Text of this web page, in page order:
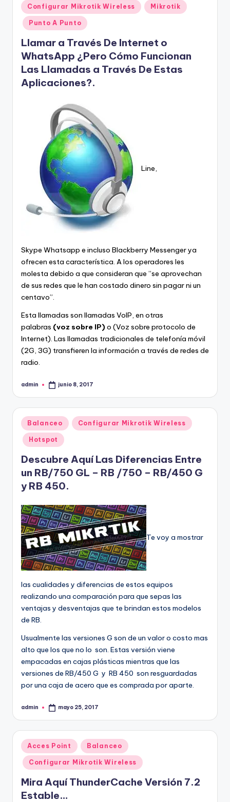
Publicado
en
Configurar Mikrotik Wireless Mikrotik
Punto A Punto
Llamar a Través De Internet o
WhatsApp ¿Pero Cómo Funcionan
Las Llamadas a Través De Estas
Aplicaciones?.
Line,
Skype Whatsapp e incluso Blackberry Messengerya
ofrecen esta característica. A los operadores les
molesta debido a que consideran que ”se aprovechan
de sus redes que le han costado dinero sin pagar ni un
centavo”.
Esta llamadas son llamadas VoIP, en otras
palabras (voz sobre IP) o (Voz sobre protocolo de
Internet). Las llamadas tradicionales de telefonía móvil
(2G, 3G) transfieren la información a través de redes de
radio.
Publicado
admin junio 8, 2017
Publicado
en
Balanceo Configurar Mikrotik Wireless
Hotspot
Descubre Aquí Las Diferencias Entre
un RB/750 GL – RB /750 – RB/450 G
y RB 450.
Te voy a mostrar
las cualidades y diferencias de estos equipos
realizando una comparación para que sepas las
ventajas y desventajas que te brindan estos modelos
de RB.
Usualmente las versiones G son de un valor o costo mas
alto que los que no lo son. Estas versión viene
empacadas en cajas plásticas mientras que las
versiones de RB/450 G y RB 450 son resguardadas
por una caja de acero que es comprada por aparte.
Publicado
admin mayo 25, 2017
Publicado
en
Acces Point Balanceo
Configurar Mikrotik Wireless
Mira Aquí ThunderCache Versión 7.2
Estable…